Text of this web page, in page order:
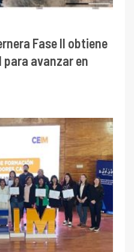
Fase II obtiene
avanzar en